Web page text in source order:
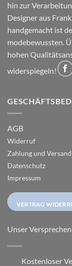
hin zur
Designer aus
handgemacht ist
modebewussten.
hohen
widerspiegeln!
AGB
Widerruf
Zahlung und Versand
Datenschutz
Impressum
VERTRAG
Unser Versprechen
Kostenloser